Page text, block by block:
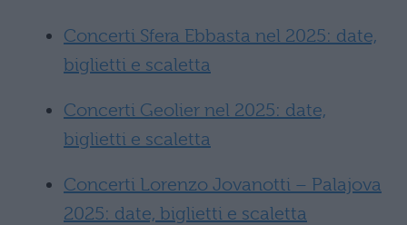
Concerti Sfera Ebbasta nel 2025: date,
biglietti e scaletta
Concerti Geolier nel 2025: date,
biglietti e scaletta
Concerti Lorenzo Jovanotti – Palajova
2025: date, biglietti e scaletta